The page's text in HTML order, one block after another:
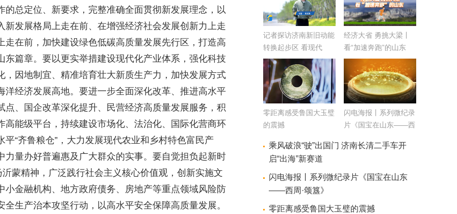
总定位、新要求，完整准确全面贯彻新发展理念，以
发展格局上走在前、在增强经济社会发展创新力上走
在前，加快建设绿色低碳高质量发展先行区，打造高
篇章。要以更实举措建设现代化产业体系，强化科技
因地制宜、精准培育壮大新质生产力，加快发展方式
经济发展高地。要进一步全面深化改革、推进高水平
、国企改革深化提升、民营经济高质量发展服务，积
能级平台，持续建设市场化、法治化、国际化营商环
“齐鲁粮仓”，大力发展现代农业和乡村特色富民产
量办好普遍惠及广大群众的实事。要自觉担负起新时
蒙精神，广泛践行社会主义核心价值观，创新实施文
金融机构、地方政府债务、房地产等重点领域风险防
生产治本攻坚行动，以高水平安全保障高质量发展。
记者探访济南新旧动能
转换起步区 看现代
化“立体城市”建设
经济大省 勇挑大梁丨
看“加速奔跑”的山东
零距离感受鲁国大玉璧
的震撼
闪电海报丨系列微纪录
片《国宝在山东——西
乘风破浪“驶”出国门 济南长清二手车开
启“出海”新赛道
闪电海报丨系列微纪录片《国宝在山东
——西周·颂簋》
零距离感受鲁国大玉璧的震撼